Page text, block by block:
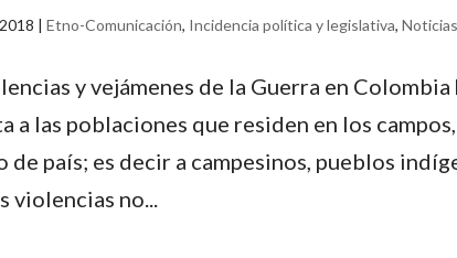
| Etno-Comunicación, Incidencia política y legislativa, Noticias
y vejámenes de la Guerra en
a las poblaciones que residen en los
de país; es decir a campesinos, pueblos
violencias no...